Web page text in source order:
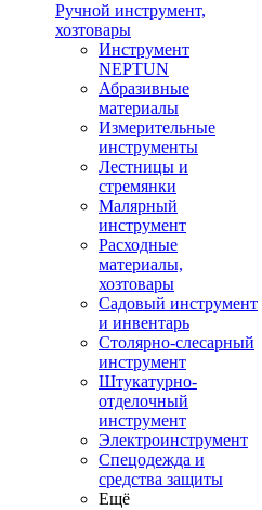
Ручной инструмент,
хозтовары
Инструмент
NEPTUN
Абразивные
материалы
Измерительные
инструменты
Лестницы и
стремянки
Малярный
инструмент
Расходные
материалы,
хозтовары
Садовый инструмент
и инвентарь
Столярно-слесарный
инструмент
Штукатурно-
отделочный
инструмент
Электроинструмент
Спецодежда и
средства защиты
Ещё